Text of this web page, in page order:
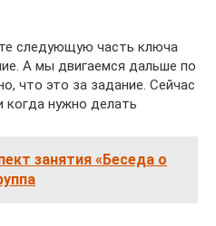
следующую часть ключа
А мы двигаемся дальше по
что это за задание. Сейчас
нужно делать
занятия «Беседа о